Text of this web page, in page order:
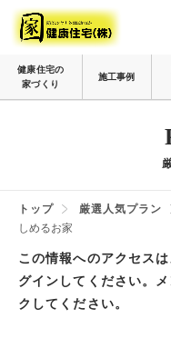
健康住宅の
家づくり
施工事例
トップ 厳選人気プラン
しめるお家
この情報へのアクセス
グインしてください。
クしてください。